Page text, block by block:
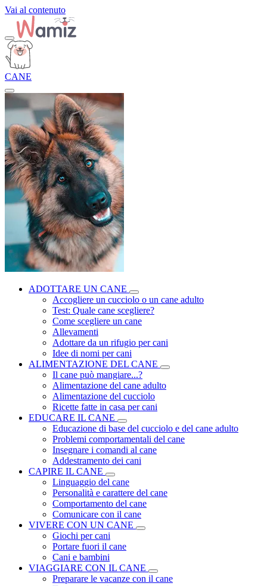
Vai al contenuto
CANE
ADOTTARE UN CANE
Accogliere un cucciolo o un cane adulto
Test: Quale cane scegliere?
Come scegliere un cane
Allevamenti
Adottare da un rifugio per cani
Idee di nomi per cani
ALIMENTAZIONE DEL CANE
Il cane può mangiare...?
Alimentazione del cane adulto
Alimentazione del cucciolo
Ricette fatte in casa per cani
EDUCARE IL CANE
Educazione di base del cucciolo e del cane adulto
Problemi comportamentali del cane
Insegnare i comandi al cane
Addestramento dei cani
CAPIRE IL CANE
Linguaggio del cane
Personalità e carattere del cane
Comportamento del cane
Comunicare con il cane
VIVERE CON UN CANE
Giochi per cani
Portare fuori il cane
Cani e bambini
VIAGGIARE CON IL CANE
Preparare le vacanze con il cane